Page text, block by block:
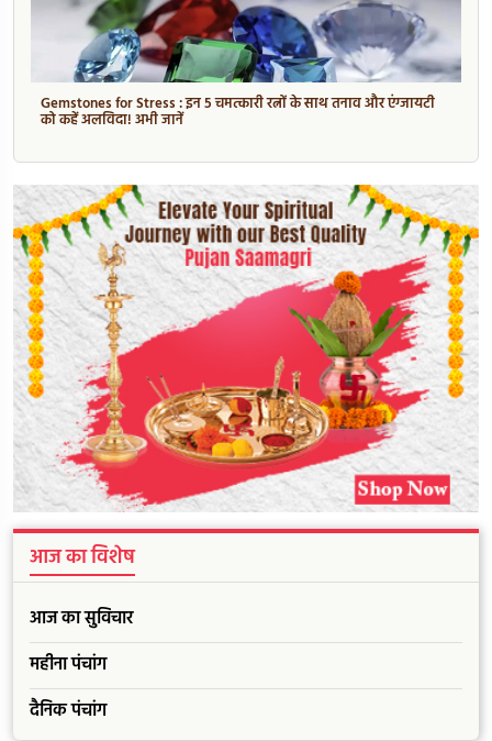
आज का विशेष
आज का सुविचार
महीना पंचांग
दैनिक पंचांग
Gemstones for Stress : इन 5 चमत्कारी रत्नों के साथ तनाव और एंग्जायटी
को कहें अलविदा! अभी जानें